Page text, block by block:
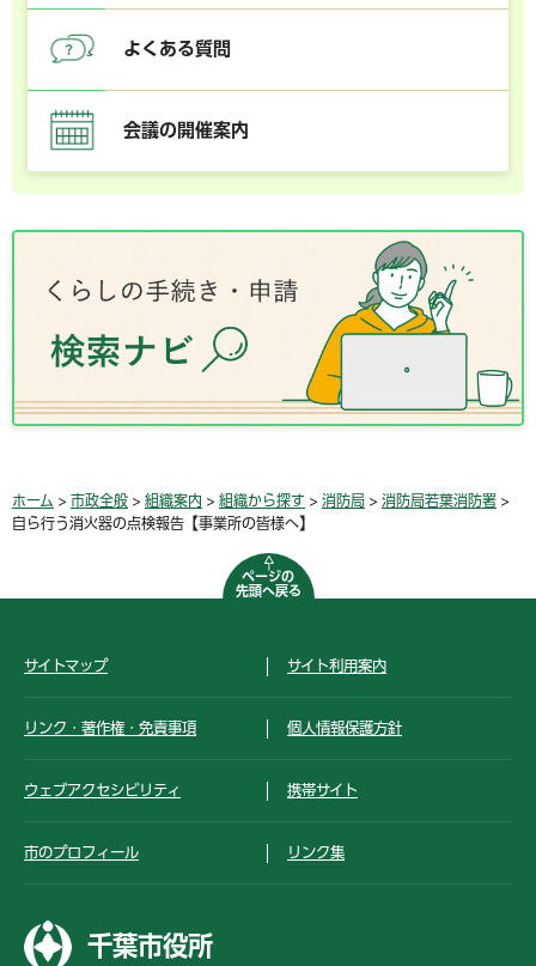
よくある質問
会議の開催案内
ホーム > 市政全般 > 組織案内 > 組織から探す > 消防局 > 消防局若葉消防署 >
自ら行う消火器の点検報告【事業所の皆様へ】
ページの
先頭へ戻る
サイトマップ サイト利用案内
リンク・著作権・免責事項 個人情報保護方針
ウェブアクセシビリティ 携帯サイト
市のプロフィール リンク集
千葉市役所